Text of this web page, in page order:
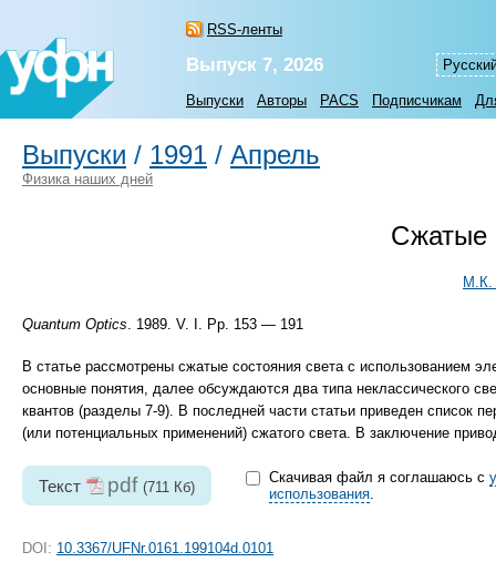
RSS-ленты
Выпуск 7, 2026
Выпуски Авторы PACS Подписчикам
Выпуски / 1991 / Апрель
Физика наших дней
Сжатые
М.К.
Quantum Optics. 1989. V. I. Pp. 153 — 191
В статье рассмотрены сжатые состояния света с использованием
основные понятия, далее обсуждаются два типа неклассического
квантов (разделы 7-9). В последней части статьи приведен список
(или потенциальных применений) сжатого света. В заключение
Текст pdf (711 Кб)
Скачивая файл я соглашаюсь с
использования.
DOI: 10.3367/UFNr.0161.199104d.0101